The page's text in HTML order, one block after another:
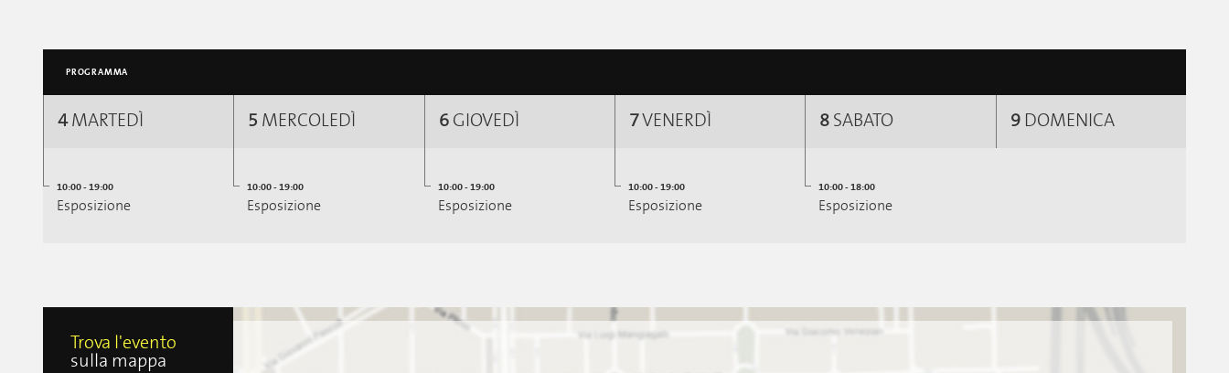
PROGRAMMA
4MARTEDÌ
10:00 - 19:00
Esposizione
5 MERCOLEDÌ
10:00 - 19:00
Esposizione
6GIOVEDÌ
10:00 - 19:00
Esposizione
7VENERDÌ
10:00 - 19:00
Esposizione
8 SABATO
10:00 - 18:00
Esposizione
9DOMENICA
Trova l'evento
sulla mappa